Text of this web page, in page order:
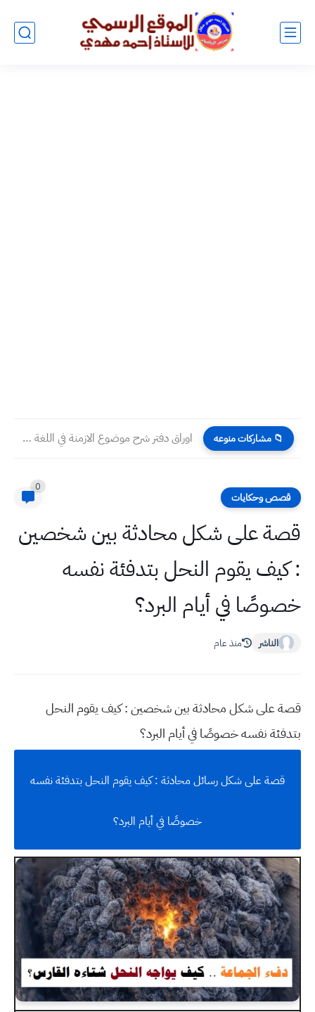
📁 مشاركات منوعه اوراق دفتر شرح موضوع الازمنة في اللغة الانكليزية للمرحلة الابتدائية...
قصص وحكايات
0
قصة على شكل محادثة بين شخصين
: كيف يقوم النحل بتدفئة نفسه
خصوصًا في أيام البرد؟
الناشر منذ عام
قصة على شكل محادثة بين شخصين : كيف يقوم النحل
بتدفئة نفسه خصوصًا في أيام البرد؟
قصة على شكل رسائل محادثة : كيف يقوم النحل بتدفئة نفسه
خصوصًا في أيام البرد؟